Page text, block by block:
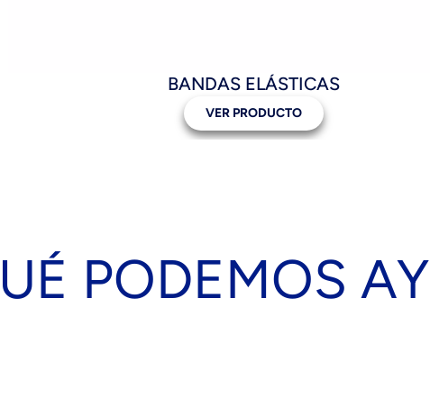
BANDAS ELÁSTICAS
VER PRODUCTO
PODEMOS